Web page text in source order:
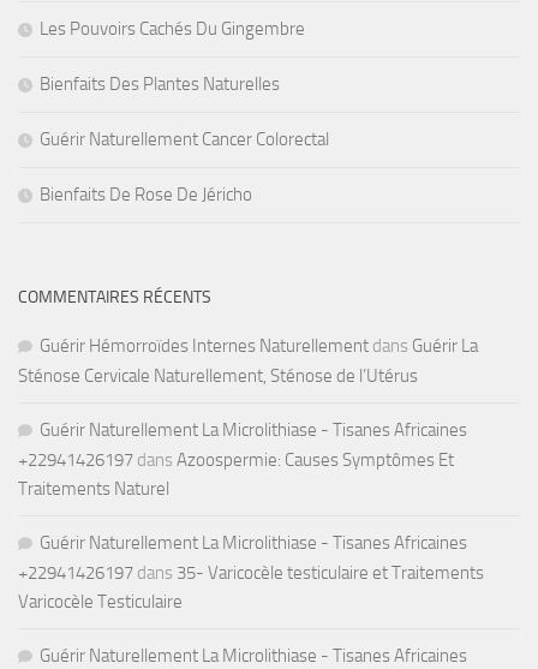
Les Pouvoirs Cachés Du Gingembre
Bienfaits Des Plantes Naturelles
Guérir Naturellement Cancer Colorectal
Bienfaits De Rose De Jéricho
COMMENTAIRES RÉCENTS
Guérir Hémorroïdes Internes Naturellement dans Guérir La
Sténose Cervicale Naturellement, Sténose de l’Utérus
Guérir Naturellement La Microlithiase - Tisanes Africaines
+22941426197 dans Azoospermie: Causes Symptômes Et
Traitements Naturel
Guérir Naturellement La Microlithiase - Tisanes Africaines
+22941426197 dans 35- Varicocèle testiculaire et Traitements
Varicocèle Testiculaire
Guérir Naturellement La Microlithiase - Tisanes Africaines